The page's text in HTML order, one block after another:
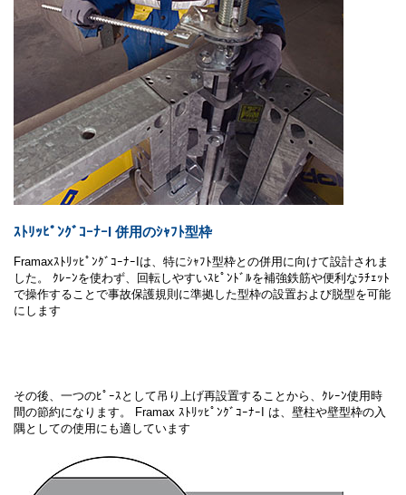
ｽﾄﾘｯﾋﾟﾝｸﾞｺｰﾅｰI 併用のｼｬﾌﾄ型枠
FramaxｽﾄﾘｯﾋﾟﾝｸﾞｺｰﾅｰIは、特にｼｬﾌﾄ型枠との併用に向けて設計されま
した。 ｸﾚｰﾝを使わず、回転しやすいｽﾋﾟﾝﾄﾞﾙを補強鉄筋や便利なﾗﾁｪｯﾄ
で操作することで事故保護規則に準拠した型枠の設置および脱型を可能
にします
その後、一つのﾋﾟｰｽとして吊り上げ再設置することから、ｸﾚｰﾝ使用時
間の節約になります。 Framax ｽﾄﾘｯﾋﾟﾝｸﾞｺｰﾅｰI は、壁柱や壁型枠の入
隅としての使用にも適しています